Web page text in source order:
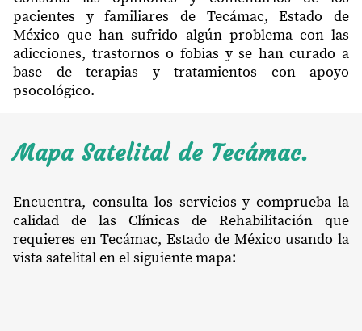
pacientes y familiares de Tecámac, Estado de
México que han sufrido algún problema con las
adicciones, trastornos o fobias y se han curado a
base de terapias y tratamientos con apoyo
psocológico.
Mapa Satelital de Tecámac.
Encuentra, consulta los servicios y comprueba la
calidad de las Clínicas de Rehabilitación que
requieres en Tecámac, Estado de México usando la
vista satelital en el siguiente mapa: